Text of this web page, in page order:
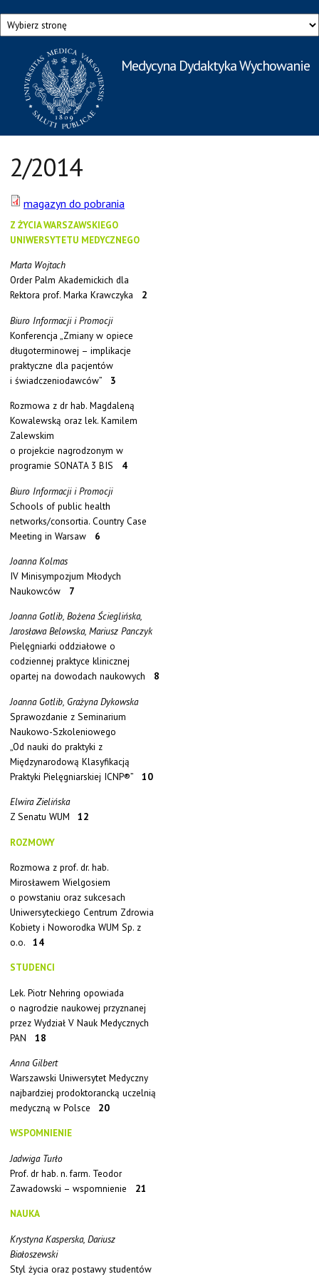
Przejdź do treści
Medycyna Dydaktyka Wychowanie
Rzecznik Prasowy
Warszawskiego Uniwersytetu Medycznego
2/2014
magazyn do pobrania
Z ŻYCIA WARSZAWSKIEGO
UNIWERSYTETU MEDYCZNEGO
Marta Wojtach
Order Palm Akademickich dla
Rektora prof. Marka Krawczyka 2
Biuro Informacji i Promocji
Konferencja „Zmiany w opiece
długoterminowej – implikacje
praktyczne dla pacjentów
i świadczeniodawców” 3
Rozmowa z dr hab. Magdaleną
Kowalewską oraz lek. Kamilem
Zalewskim
o projekcie nagrodzonym w
programie SONATA 3 BIS 4
Biuro Informacji i Promocji
Schools of public health
networks/consortia. Country Case
Meeting in Warsaw 6
Joanna Kolmas
IV Minisympozjum Młodych
Naukowców 7
Joanna Gotlib, Bożena Ścieglińska,
Jarosława Belowska, Mariusz Panczyk
Pielęgniarki oddziałowe o
codziennej praktyce klinicznej
opartej na dowodach naukowych 8
Joanna Gotlib, Grażyna Dykowska
Sprawozdanie z Seminarium
Naukowo-Szkoleniowego
„Od nauki do praktyki z
Międzynarodową Klasyfikacją
Praktyki Pielęgniarskiej ICNP®” 10
Elwira Zielińska
Z Senatu WUM
12
ROZMOWY
Rozmowa z prof. dr. hab.
Mirosławem Wielgosiem
o powstaniu oraz sukcesach
Uniwersyteckiego Centrum Zdrowia
Kobiety i Noworodka WUM Sp. z
o.o.
14
STUDENCI
Lek. Piotr Nehring opowiada
o nagrodzie naukowej przyznanej
przez Wydział V Nauk Medycznych
PAN 18
Anna Gilbert
Warszawski Uniwersytet Medyczny
najbardziej prodoktorancką uczelnią
medyczną w Polsce
20
WSPOMNIENIE
Jadwiga Turło
Prof. dr hab. n. farm. Teodor
Zawadowski – wspomnienie 21
NAUKA
Krystyna Kasperska, Dariusz
Białoszewski
Styl życia oraz postawy studentów